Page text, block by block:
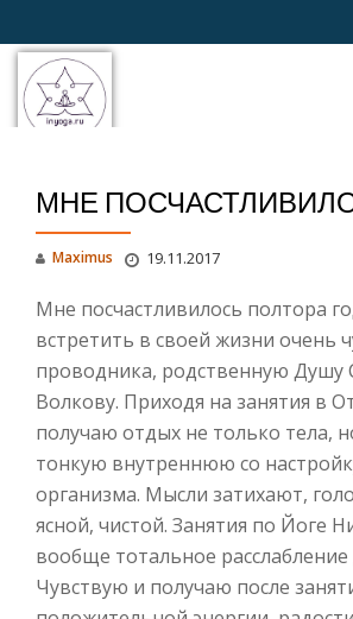
Перейти
содержимому
МНЕ
Maximus 19.11.2017
Мне посчастливилось полтора
встретить в своей жизни очень
проводника, родственную
Волкову. Приходя на занятия в
получаю отдых не только тела,
тонкую внутреннюю со
организма. Мысли затихают,
ясной, чистой. Занятия по Йоге
вообще тотальное расслабление
Чувствую и получаю после